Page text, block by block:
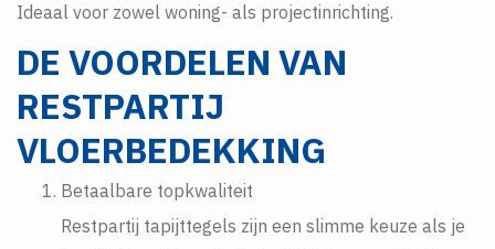
Ideaal voor zowel woning- als projectinrichting.
DE VOORDELEN VAN
RESTPARTIJ
VLOERBEDEKKING
Betaalbare topkwaliteit
Restpartij tapijttegels zijn een slimme keuze als je